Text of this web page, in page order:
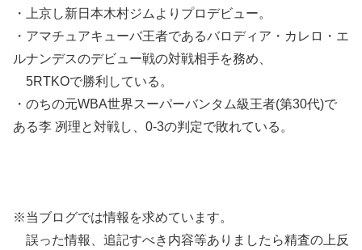
・上京し新日本木村ジムよりプロデビュー。
・アマチュアキューバ王者であるバロディア・カレロ・エ
ルナンデスのデビュー戦の対戦相手を務め、
5RTKOで勝利している。
・のちの元WBA世界スーパーバンタム級王者(第30代)で
ある李 冽理と対戦し、0-3の判定で敗れている。
※当ブログでは情報を求めています。
誤った情報、追記すべき内容等ありましたら精査の上反